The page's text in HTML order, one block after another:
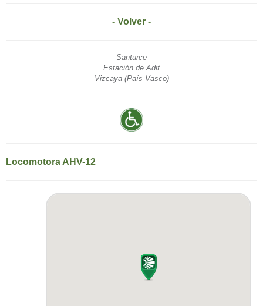
- Volver -
Santurce
Estación de Adif
Vizcaya (País Vasco)
Locomotora AHV-12